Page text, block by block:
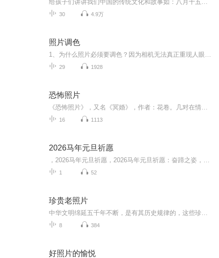
30 4.9万
照片调色
29 1928
恐怖照片
16 1113
2026马年元旦祈愿
1 52
珍贵老照片
8 384
好照片的愉悦